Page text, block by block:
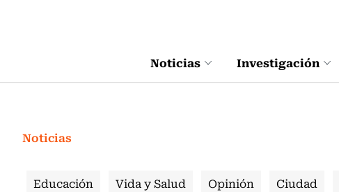
Noticias Investigación
Noticias
Educación Vida y Salud Opinión Ciudad